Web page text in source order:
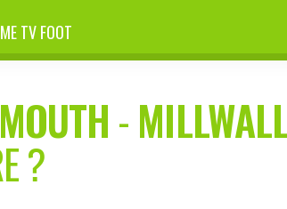
TV FOOT
-
?